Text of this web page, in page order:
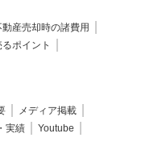
動産売却時の諸費用
ポイント
メディア掲載
実績
Youtube